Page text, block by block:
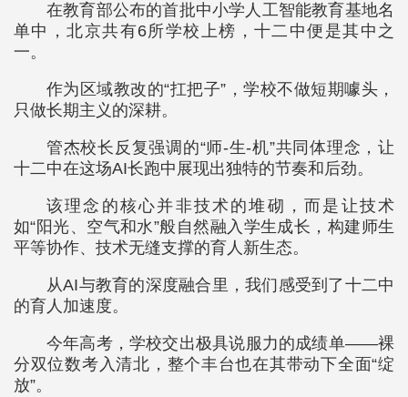
在教育部公布的首批中小学人工智能教育基地名
单中，北京共有6所学校上榜，十二中便是其中之
一。
作为区域教改的“扛把子”，学校不做短期噱头，
只做长期主义的深耕。
管杰校长反复强调的“师-生-机”共同体理念，让
十二中在这场AI长跑中展现出独特的节奏和后劲。
该理念的核心并非技术的堆砌，而是让技术
如“阳光、空气和水”般自然融入学生成长，构建师生
平等协作、技术无缝支撑的育人新生态。
从AI与教育的深度融合里，我们感受到了十二中
的育人加速度。
今年高考，学校交出极具说服力的成绩单——裸
分双位数考入清北，整个丰台也在其带动下全面“绽
放”。